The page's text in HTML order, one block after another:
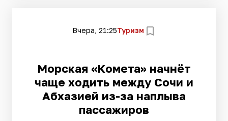
Вчера, 21:25Туризм
Морская «Комета» начнёт
чаще ходить между Сочи и
Абхазией из-за наплыва
пассажиров